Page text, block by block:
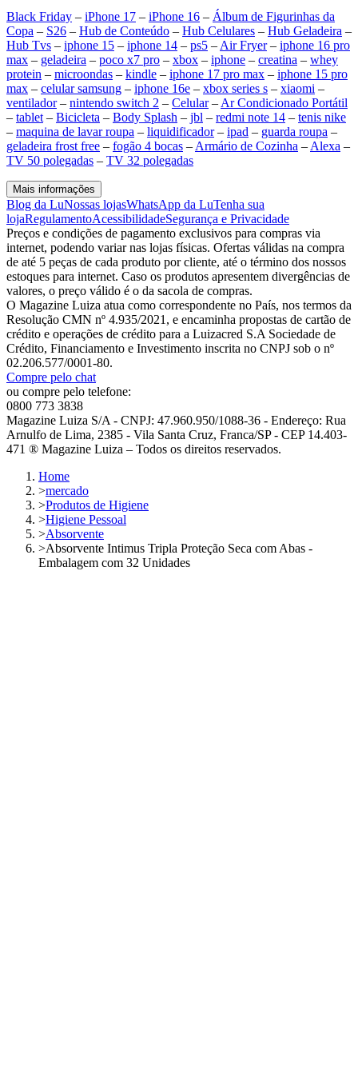
Black Friday – iPhone 17 – iPhone 16 – Álbum de Figurinhas da
Copa – S26 – Hub de Conteúdo – Hub Celulares – Hub Geladeira –
Hub Tvs – iphone 15 – iphone 14 – ps5 – Air Fryer– iphone 16 pro
max – geladeira – poco x7 pro – xbox – iphone – creatina – whey
protein – microondas – kindle – iphone 17 pro max – iphone 15 pro
max – celular samsung – iphone 16e – xbox series s – xiaomi –
ventilador– nintendo switch 2 – Celular– Ar Condicionado Portátil
– tablet – Bicicleta – Body Splash – jbl – redmi note 14 – tenis nike
– maquina de lavar roupa – liquidificador– ipad – guarda roupa –
geladeira frost free – fogão 4 bocas – Armário de Cozinha – Alexa –
TV 50 polegadas – TV 32 polegadas
Mais informações
Blog da LuNossas lojasWhatsApp da LuTenha sua
lojaRegulamentoAcessibilidadeSegurança e Privacidade
Preços e condições de pagamento exclusivos para compras via
internet, podendo variar nas lojas físicas. Ofertas válidas na compra
de até 5 peças de cada produto por cliente, até o término dos nossos
estoques para internet. Caso os produtos apresentem divergências de
valores, o preço válido é o da sacola de compras.
O Magazine Luiza atua como correspondente no País, nos termos da
Resolução CMN nº 4.935/2021, e encaminha propostas de cartão de
crédito e operações de crédito para a Luizacred S.A Sociedade de
Crédito, Financiamento e Investimento inscrita no CNPJ sob o nº
02.206.577/0001-80.
Compre pelo chat
ou compre pelo telefone:
0800 773 3838
Magazine Luiza S/A - CNPJ: 47.960.950/1088-36 - Endereço: Rua
Arnulfo de Lima, 2385 - Vila Santa Cruz, Franca/SP - CEP 14.403-
471 ® Magazine Luiza – Todos os direitos reservados.
Home
>mercado
>Produtos de Higiene
>Higiene Pessoal
>Absorvente
>Absorvente Intimus Tripla Proteção Seca com Abas -
Embalagem com 32 Unidades